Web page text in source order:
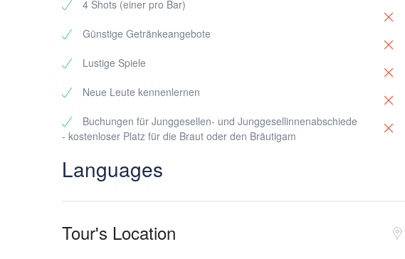
4 Shots (einer pro Bar)
Günstige Getränkeangebote
Lustige Spiele
Neue Leute kennenlernen
Buchungen für Junggesellen- und Junggesellinnenabschiede
- kostenloser Platz für die Braut oder den Bräutigam
Languages
Tour's Location